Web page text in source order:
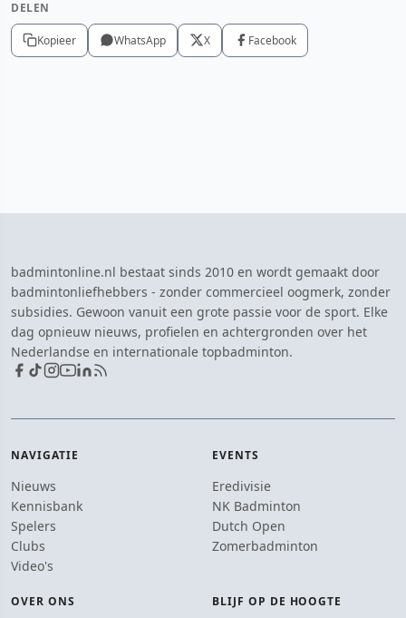
DELEN
Kopieer WhatsApp X Facebook
badmintonline.nl bestaat sinds 2010 en wordt gemaakt door
badmintonliefhebbers - zonder commercieel oogmerk, zonder
subsidies. Gewoon vanuit een grote passie voor de sport. Elke
dag opnieuw nieuws, profielen en achtergronden over het
Nederlandse en internationale topbadminton.
NAVIGATIE
Nieuws
Kennisbank
Spelers
Clubs
Video's
EVENTS
Eredivisie
NK Badminton
Dutch Open
Zomerbadminton
OVER ONS BLIJF OP DE HOOGTE